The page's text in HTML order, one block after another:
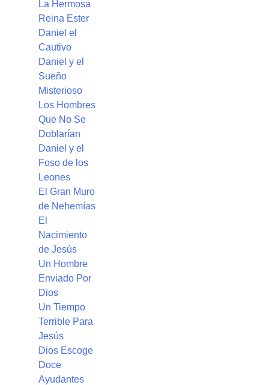
La Hermosa
Reina Ester
Daniel el
Cautivo
Daniel y el
Sueño
Misterioso
Los Hombres
Que No Se
Doblarían
Daniel y el
Foso de los
Leones
El Gran Muro
de Nehemías
El
Nacimiento
de Jesús
Un Hombre
Enviado Por
Dios
Un Tiempo
Terrible Para
Jesús
Dios Escoge
Doce
Ayudantes